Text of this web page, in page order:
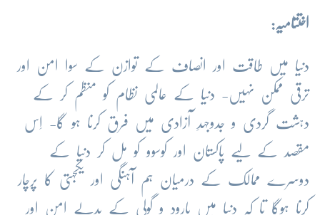
اختتامیہ:
دنیا میں طاقت اور انصاف کے توازن کے سوا امن اور
ترقی ممکن نہیں- دنیا کے عالمی نظام کو منظم کر کے
دہشت گردی و جدوجہدِ آزادی میں فرق کرنا ہو گا- اِس
مقصد کے لیے پاکستان اور کوسوو کو مل کر دنیا کے
دوسرے ممالک کے درمیان ہم آہنگی اور یکجہتی کا پرچار
کرنا ہوگا تا کہ دنیا میں بارود و گولی کے بدلے امن اور